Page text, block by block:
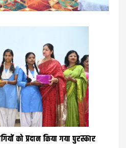
को प्रदान किया गया पुरस्कार